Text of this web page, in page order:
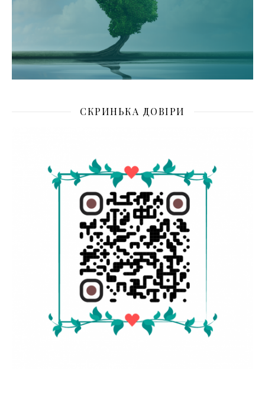
СКРИНЬКА ДОВІРИ